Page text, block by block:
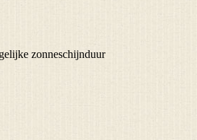
zonneschijnduur